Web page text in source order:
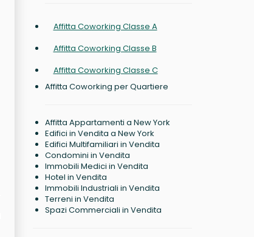
Affitta Coworking Classe A
Affitta Coworking Classe B
Affitta Coworking Classe C
Affitta Coworking per Quartiere
Affitta Appartamenti a New York
Edifici in Vendita a New York
Edifici Multifamiliari in Vendita
Condomini in Vendita
Immobili Medici in Vendita
Hotel in Vendita
Immobili Industriali in Vendita
Terreni in Vendita
Spazi Commerciali in Vendita